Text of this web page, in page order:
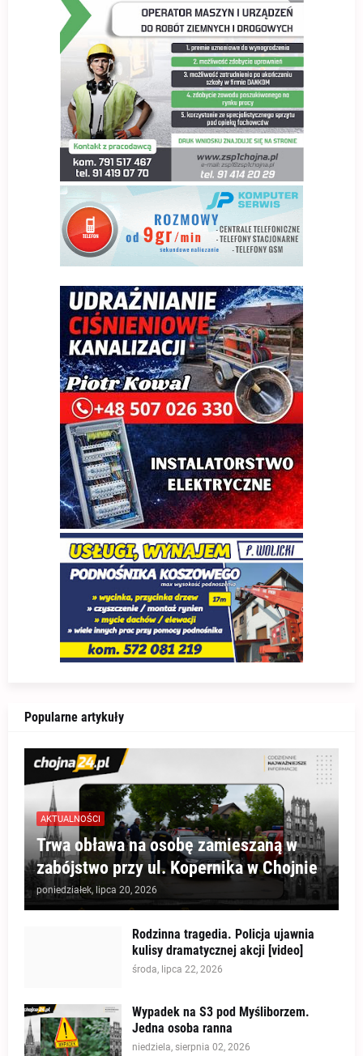
Popularne artykuły
AKTUALNOŚCI
Trwa obława na osobę zamieszaną w
zabójstwo przy ul. Kopernika w Chojnie
poniedziałek, lipca 20, 2026
Rodzinna tragedia. Policja ujawnia
kulisy dramatycznej akcji [video]
środa, lipca 22, 2026
Wypadek na S3 pod Myśliborzem.
Jedna osoba ranna
niedziela, sierpnia 02, 2026